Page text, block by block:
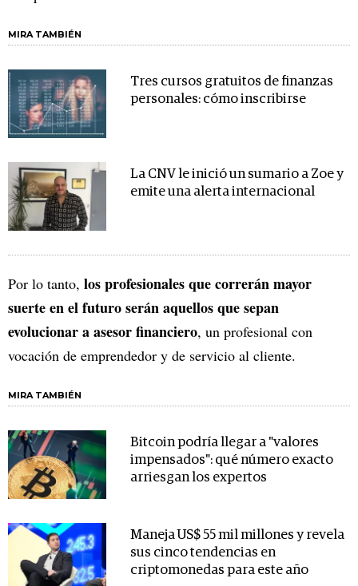
MIRA TAMBIÉN
Tres cursos gratuitos de finanzas
personales: cómo inscribirse
La CNV le inició un sumario a Zoe y
emite una alerta internacional
Por lo tanto, los profesionales que correrán mayor
suerte en el futuro serán aquellos que sepan
evolucionar a asesor financiero, un profesional con
vocación de emprendedor y de servicio al cliente.
MIRA TAMBIÉN
Bitcoin podría llegar a "valores
impensados": qué número exacto
arriesgan los expertos
Maneja US$ 55 mil millones y revela
sus cinco tendencias en
criptomonedas para este año